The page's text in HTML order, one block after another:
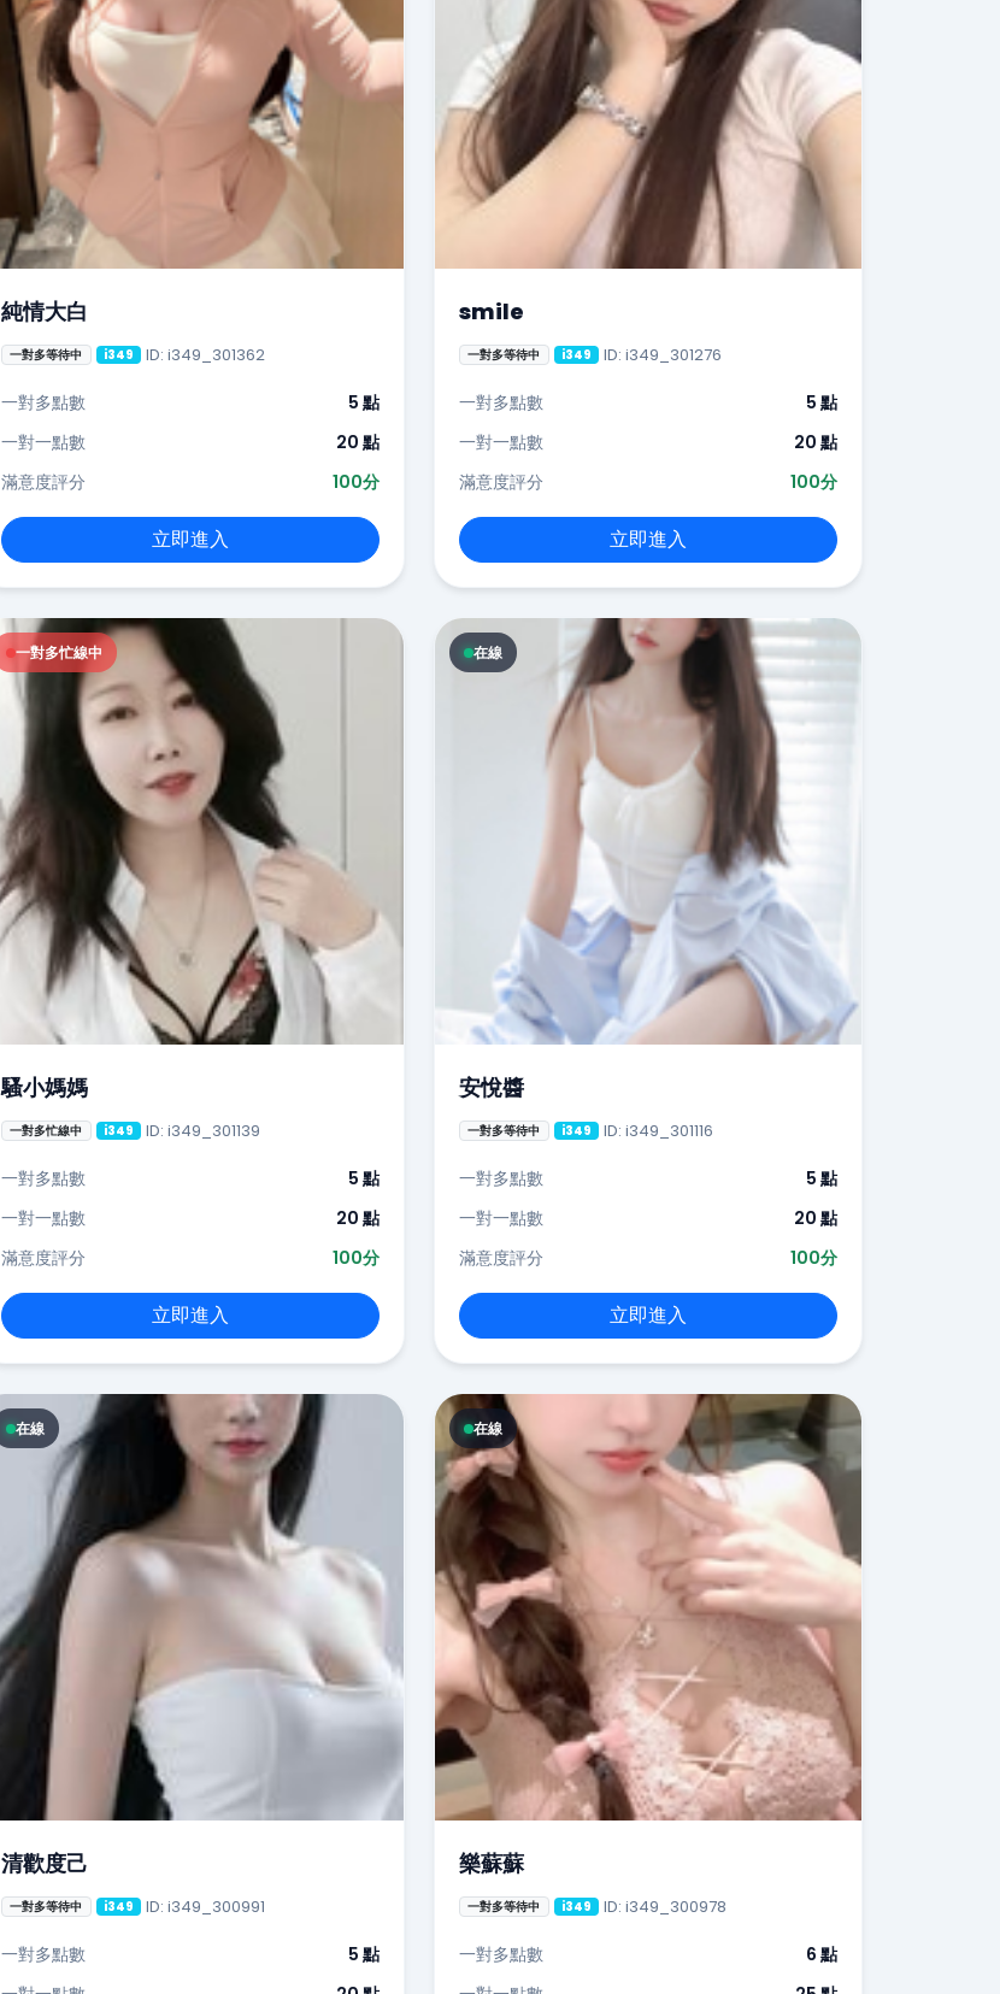
純情大白
一對多等待中 i349 ID: i349_301362
一對多點數
5 點
一對一點數
20 點
滿意度評分
100分
立即進入
smile
一對多等待中 i349 ID: i349_301276
一對多點數
5 點
一對一點數
20 點
滿意度評分
100分
立即進入
一對多忙線中
騷小媽媽
一對多忙線中 i349 ID: i349_301139
一對多點數
5 點
一對一點數
20 點
滿意度評分
100分
立即進入
在線
安悅醬
一對多等待中 i349 ID: i349_301116
一對多點數
5 點
一對一點數
20 點
滿意度評分
100分
立即進入
在線
清歡度己
一對多等待中 i349 ID: i349_300991
一對多點數
5 點
在線
樂蘇蘇
一對多等待中 i349 ID: i349_300978
一對多點數
6 點